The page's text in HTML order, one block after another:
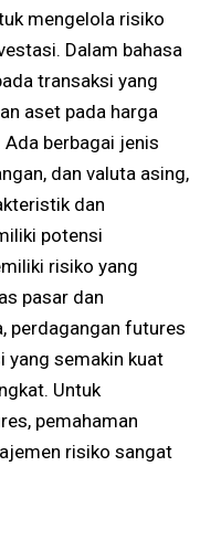
mengelola risiko
Dalam bahasa
transaksi yang
aset pada harga
berbagai jenis
dan valuta asing,
dan
potensi
risiko yang
pasar dan
perdagangan futures
yang semakin kuat
Untuk
pemahaman
risiko sangat